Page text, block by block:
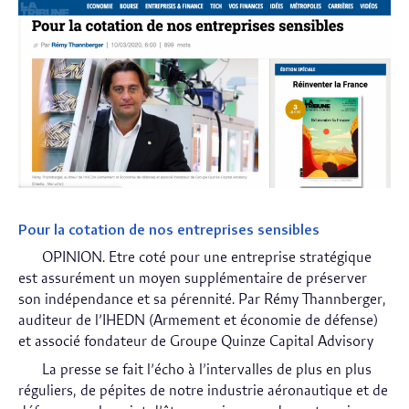
Pour la cotation de nos entreprises sensibles
OPINION. Etre coté pour une entreprise stratégique
est assurément un moyen supplémentaire de préserver
son indépendance et sa pérennité. Par Rémy Thannberger,
auditeur de l’IHEDN (Armement et économie de défense)
et associé fondateur de Groupe Quinze Capital Advisory
La presse se fait l’écho à l’intervalles de plus en plus
réguliers, de pépites de notre industrie aéronautique et de